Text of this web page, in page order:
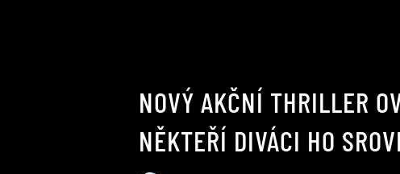
NOVÝ AKČNÍ THRILLER
NĚKTEŘÍ DIVÁCI HO